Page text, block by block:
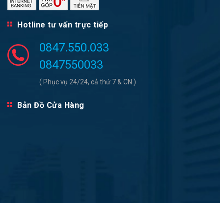
Hotline tư vấn trực tiếp
0847.550.033
0847550033
( Phục vụ 24/24, cả thứ 7 & CN )
Bản Đồ Cửa Hàng